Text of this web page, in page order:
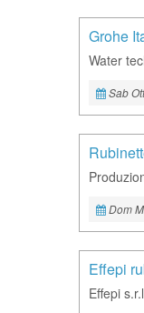
Grohe
Water
Sab
Dom
Effepi
Effepi